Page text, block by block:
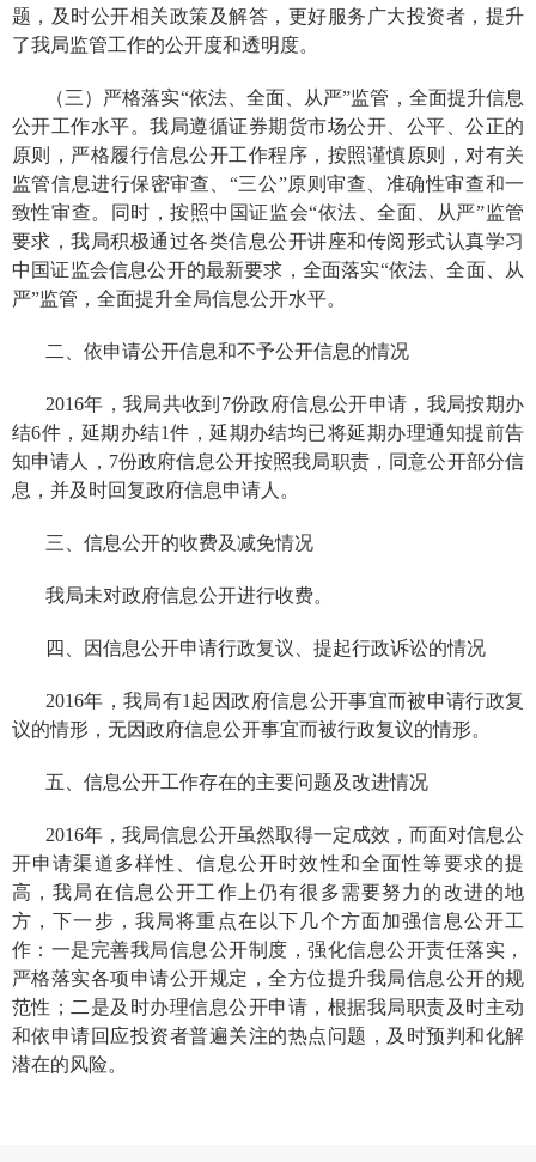
题，及时公开相关政策及解答，更好服务广大投资者，提升
了我局监管工作的公开度和透明度。
（三）严格落实“依法、全面、从严”监管，全面提升信息
公开工作水平。我局遵循证券期货市场公开、公平、公正的
原则，严格履行信息公开工作程序，按照谨慎原则，对有关
监管信息进行保密审查、“三公”原则审查、准确性审查和一
致性审查。同时，按照中国证监会“依法、全面、从严”监管
要求，我局积极通过各类信息公开讲座和传阅形式认真学习
中国证监会信息公开的最新要求，全面落实“依法、全面、从
严”监管，全面提升全局信息公开水平。
二、 依申请公开信息和不予公开信息的情况
2016年，我局共收到7份政府信息公开申请，我局按期办
结6件，延期办结1件，延期办结均已将延期办理通知提前告
知申请人，7份政府信息公开按照我局职责，同意公开部分信
息，并及时回复政府信息申请人。
三、 信息公开的收费及减免情况
我局未对政府信息公开进行收费。
四、 因信息公开申请行政复议、提起行政诉讼的情况
2016年，我局有1起 因政府信息公开事宜而被申请行政复
议的情形，无因政府信息公开事宜而被行政复议的情形。
五、 信息公开工作存在的主要问题及改进情况
2016年，我局信息公开虽然取得一定成效，而面对信息公
开申请渠道多样性、信息公开时效性和全面性等要求的提
高，我局在信息公开工作上仍有很多需要努力的改进的地
方，下一步，我局将重点在以下几个方面加强信息公开工
作：一是完善我局信息公开制度，强化信息公开责任落实，
严格落实各项申请公开规定，全方位提升我局信息公开的规
范性；二是及时办理信息公开申请，根据我局职责及时主动
和依申请回应投资者普遍关注的热点问题，及时预判和化解
潜在的风险。